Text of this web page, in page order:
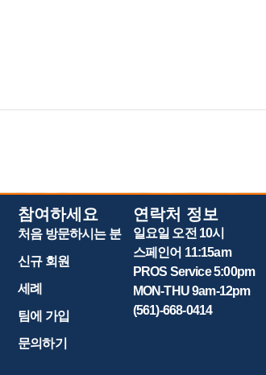
참여하세요
처음 방문하시는 분
신규 회원
세례
팀에 가입
문의하기
연락처 정보
일요일 오전 10시
스페인어 11:15am
PROS Service 5:00pm
MON-THU 9am-12pm
(561)-668-0414